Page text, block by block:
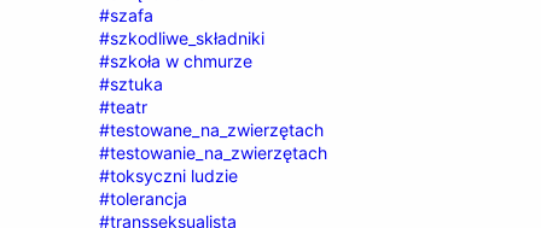
#szafa
#szkodliwe_składniki
#szkoła w chmurze
#sztuka
#teatr
#testowane_na_zwierzętach
#testowanie_na_zwierzętach
#toksyczni ludzie
#tolerancja
#transseksualista